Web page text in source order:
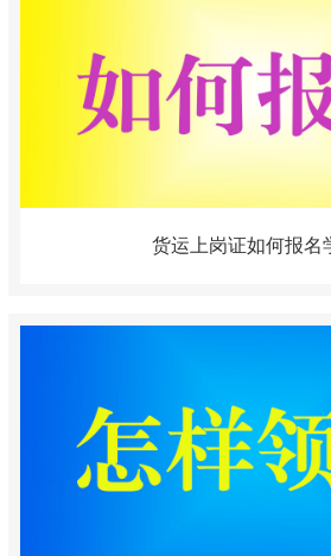
货运上岗证如何报名